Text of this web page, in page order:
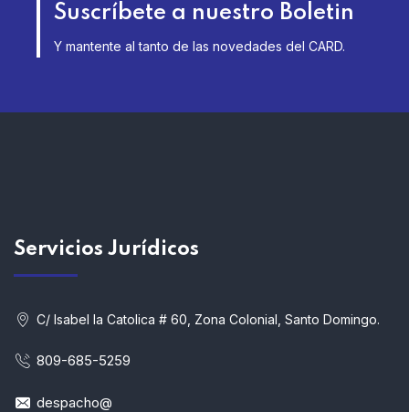
Suscríbete a nuestro Boletin
Y mantente al tanto de las novedades del CARD.
Servicios Jurídicos
C/ Isabel la Catolica # 60, Zona Colonial, Santo Domingo.
809-685-5259
despacho@